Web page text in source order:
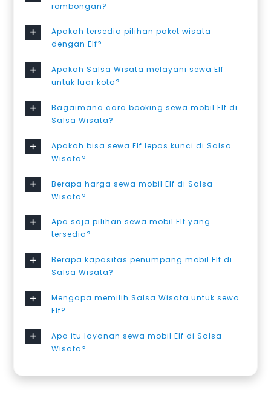
rombongan?
Apakah tersedia pilihan paket wisata
dengan Elf?
Apakah Salsa Wisata melayani sewa Elf
untuk luar kota?
Bagaimana cara booking sewa mobil Elf di
Salsa Wisata?
Apakah bisa sewa Elf lepas kunci di Salsa
Wisata?
Berapa harga sewa mobil Elf di Salsa
Wisata?
Apa saja pilihan sewa mobil Elf yang
tersedia?
Berapa kapasitas penumpang mobil Elf di
Salsa Wisata?
Mengapa memilih Salsa Wisata untuk sewa
Elf?
Apa itu layanan sewa mobil Elf di Salsa
Wisata?